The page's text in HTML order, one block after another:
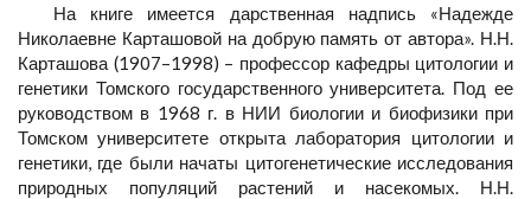
На книге имеется дарственная надпись «Надежде
Николаевне Карташовой на добрую память от автора». Н.Н.
Карташова (1907–1998) – профессор кафедры цитологии и
генетики Томского государственного университета. Под ее
руководством в 1968 г. в НИИ биологии и биофизики при
Томском университете открыта лаборатория цитологии и
генетики, где были начаты цитогенетические исследования
природных популяций растений и насекомых. Н.Н.